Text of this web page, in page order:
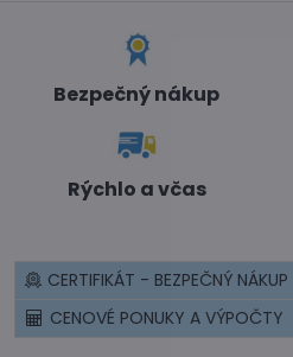
Bezpečný nákup
Rýchlo a včas
CERTIFIKÁT - BEZPEČNÝ NÁKUP
CENOVÉ PONUKY A VÝPOČTY